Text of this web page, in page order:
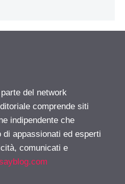
del network
comprende siti
indipendente che
appassionati ed esperti
comunicati e